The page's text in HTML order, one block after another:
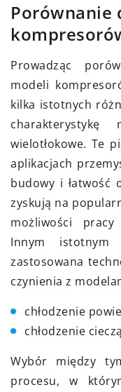
Porównanie
Prowadząc
modeli
kilka istotnych
wielotłokowe. Te
aplikacjach
budowy i łatwość
zyskują na
możliwości
Innym istotnym
zastosowana
czynienia z
chłodzenie
chłodzenie
Wybór między
procesu, w